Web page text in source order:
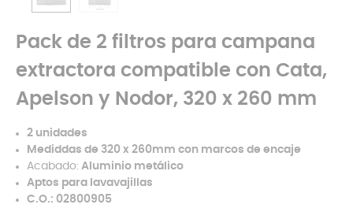
Pack de 2 filtros para campana
extractora compatible con Cata,
Apelson y Nodor, 320 x 260 mm
2 unidades
Mediddas de 320 x 260mm con marcos de encaje
Acabado: Aluminio metálico
Aptos para lavavajillas
C.O.: 02800905